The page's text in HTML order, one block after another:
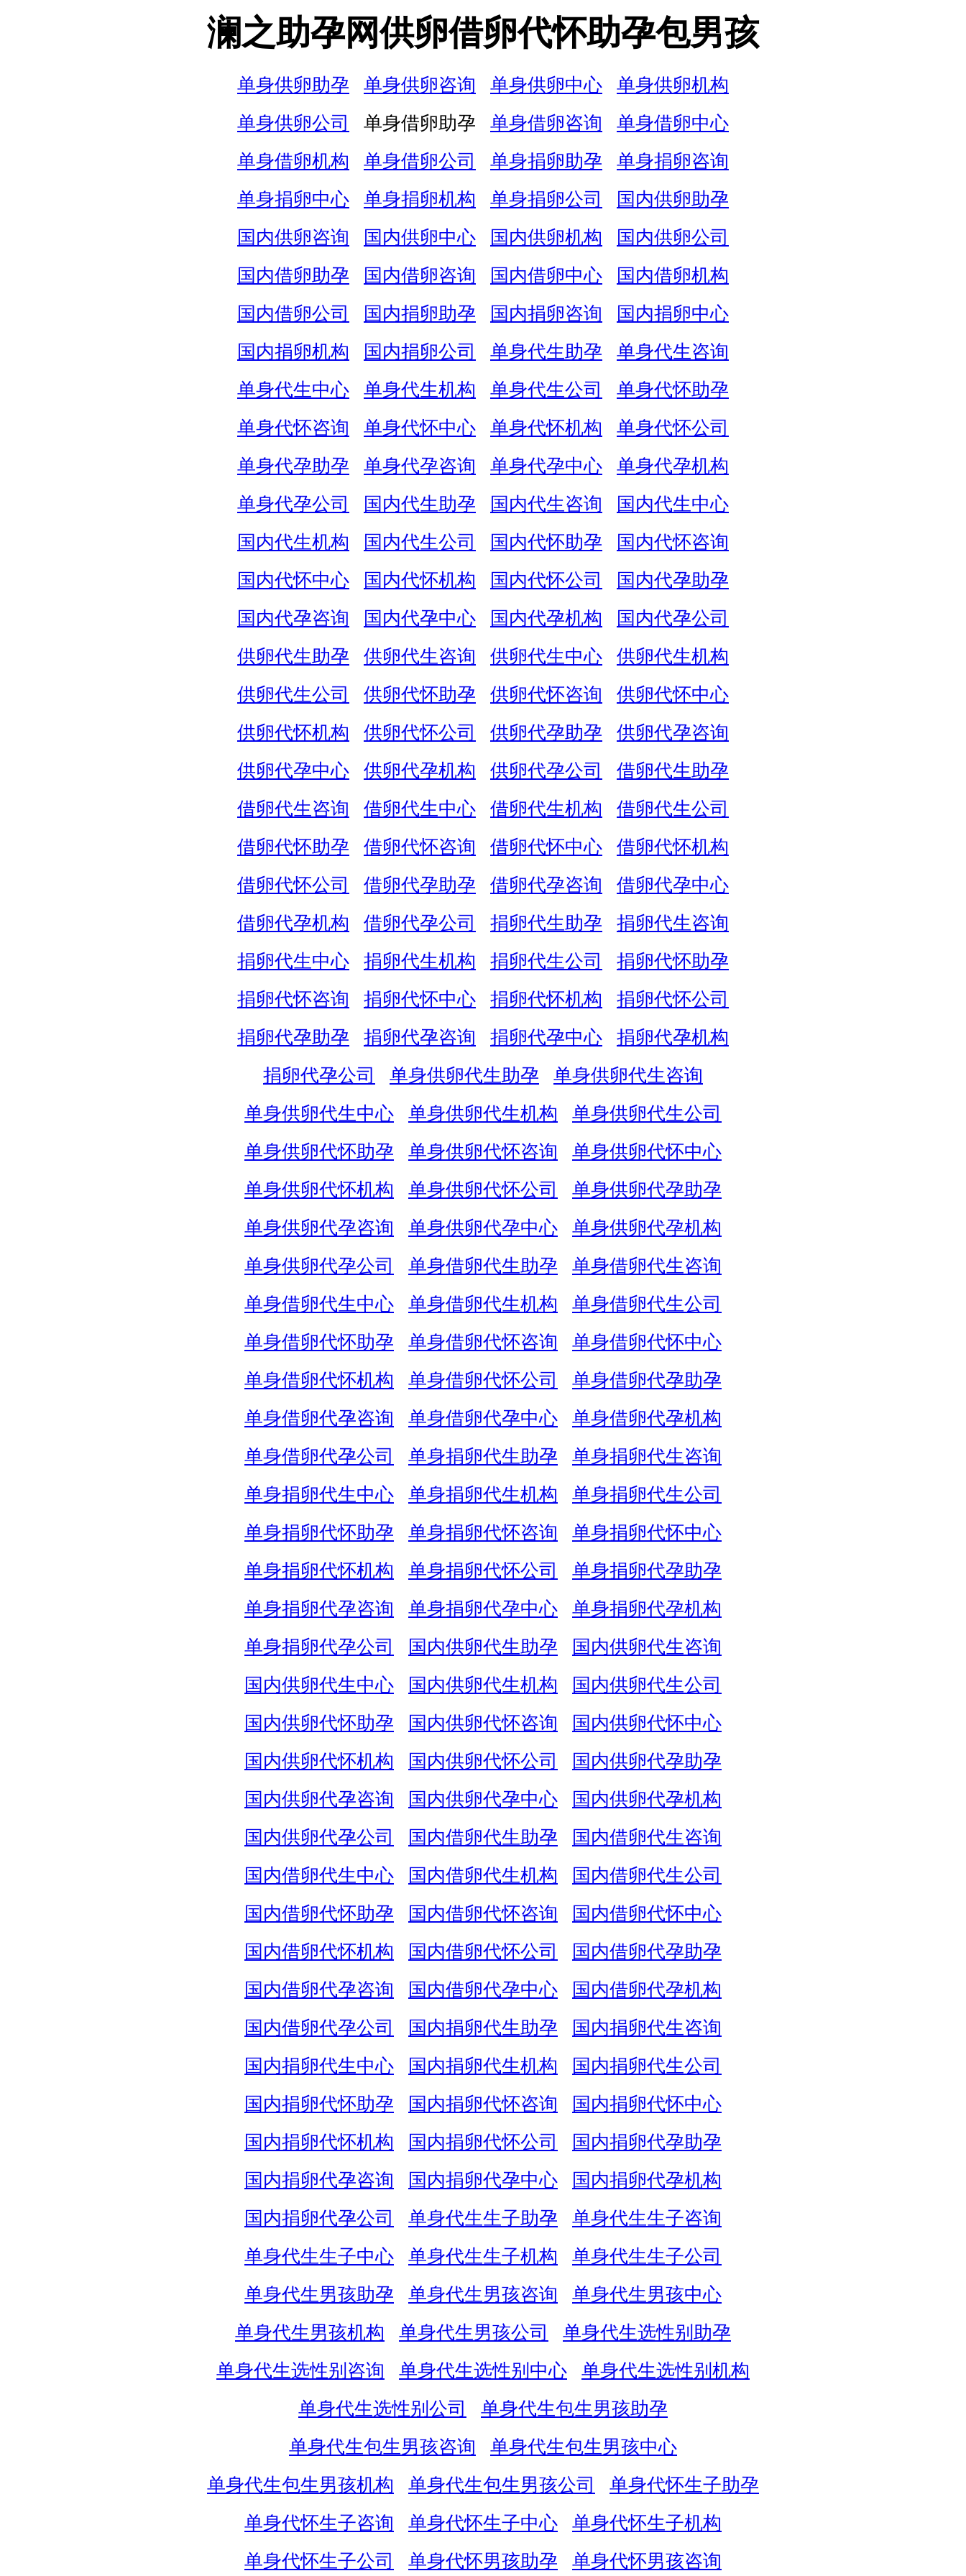
澜之助孕网供卵借卵代怀助孕包男孩
单身供卵助孕 单身供卵咨询 单身供卵中心
单身供卵机构
单身供卵公司
单身借卵助孕 单身借卵咨询
单身借卵中心
单身借卵机构
单身借卵公司 单身捐卵助孕
单身捐卵咨询
单身捐卵中心
单身捐卵机构 单身捐卵公司
国内供卵助孕
国内供卵咨询
国内供卵中心 国内供卵机构
国内供卵公司
国内借卵助孕
国内借卵咨询 国内借卵中心
国内借卵机构
国内借卵公司
国内捐卵助孕 国内捐卵咨询
国内捐卵中心
国内捐卵机构
国内捐卵公司 单身代生助孕
单身代生咨询
单身代生中心
单身代生机构 单身代生公司
单身代怀助孕
单身代怀咨询
单身代怀中心 单身代怀机构
单身代怀公司
单身代孕助孕
单身代孕咨询 单身代孕中心
单身代孕机构
单身代孕公司
国内代生助孕 国内代生咨询
国内代生中心
国内代生机构
国内代生公司 国内代怀助孕
国内代怀咨询
国内代怀中心
国内代怀机构 国内代怀公司
国内代孕助孕
国内代孕咨询
国内代孕中心 国内代孕机构
国内代孕公司
供卵代生助孕
供卵代生咨询 供卵代生中心
供卵代生机构
供卵代生公司
供卵代怀助孕 供卵代怀咨询
供卵代怀中心
供卵代怀机构
供卵代怀公司 供卵代孕助孕
供卵代孕咨询
供卵代孕中心
供卵代孕机构 供卵代孕公司
借卵代生助孕
借卵代生咨询
借卵代生中心 借卵代生机构
借卵代生公司
借卵代怀助孕
借卵代怀咨询 借卵代怀中心
借卵代怀机构
借卵代怀公司
借卵代孕助孕 借卵代孕咨询
借卵代孕中心
借卵代孕机构
借卵代孕公司 捐卵代生助孕
捐卵代生咨询
捐卵代生中心
捐卵代生机构 捐卵代生公司
捐卵代怀助孕
捐卵代怀咨询
捐卵代怀中心 捐卵代怀机构
捐卵代怀公司
捐卵代孕助孕
捐卵代孕咨询 捐卵代孕中心
捐卵代孕机构
捐卵代孕公司
单身供卵代生助孕
单身供卵代生咨询
单身供卵代生中心
单身供卵代生机构
单身供卵代生公司
单身供卵代怀助孕
单身供卵代怀咨询
单身供卵代怀中心
单身供卵代怀机构
单身供卵代怀公司
单身供卵代孕助孕
单身供卵代孕咨询
单身供卵代孕中心
单身供卵代孕机构
单身供卵代孕公司
单身借卵代生助孕
单身借卵代生咨询
单身借卵代生中心
单身借卵代生机构
单身借卵代生公司
单身借卵代怀助孕
单身借卵代怀咨询
单身借卵代怀中心
单身借卵代怀机构
单身借卵代怀公司
单身借卵代孕助孕
单身借卵代孕咨询
单身借卵代孕中心
单身借卵代孕机构
单身借卵代孕公司
单身捐卵代生助孕
单身捐卵代生咨询
单身捐卵代生中心
单身捐卵代生机构
单身捐卵代生公司
单身捐卵代怀助孕
单身捐卵代怀咨询
单身捐卵代怀中心
单身捐卵代怀机构
单身捐卵代怀公司
单身捐卵代孕助孕
单身捐卵代孕咨询
单身捐卵代孕中心
单身捐卵代孕机构
单身捐卵代孕公司
国内供卵代生助孕
国内供卵代生咨询
国内供卵代生中心
国内供卵代生机构
国内供卵代生公司
国内供卵代怀助孕
国内供卵代怀咨询
国内供卵代怀中心
国内供卵代怀机构
国内供卵代怀公司
国内供卵代孕助孕
国内供卵代孕咨询
国内供卵代孕中心
国内供卵代孕机构
国内供卵代孕公司
国内借卵代生助孕
国内借卵代生咨询
国内借卵代生中心
国内借卵代生机构
国内借卵代生公司
国内借卵代怀助孕
国内借卵代怀咨询
国内借卵代怀中心
国内借卵代怀机构
国内借卵代怀公司
国内借卵代孕助孕
国内借卵代孕咨询
国内借卵代孕中心
国内借卵代孕机构
国内借卵代孕公司
国内捐卵代生助孕
国内捐卵代生咨询
国内捐卵代生中心
国内捐卵代生机构
国内捐卵代生公司
国内捐卵代怀助孕
国内捐卵代怀咨询
国内捐卵代怀中心
国内捐卵代怀机构
国内捐卵代怀公司
国内捐卵代孕助孕
国内捐卵代孕咨询
国内捐卵代孕中心
国内捐卵代孕机构
国内捐卵代孕公司
单身代生生子助孕
单身代生生子咨询
单身代生生子中心
单身代生生子机构
单身代生生子公司
单身代生男孩助孕
单身代生男孩咨询
单身代生男孩中心
单身代生男孩机构
单身代生男孩公司
单身代生选性别助孕
单身代生选性别咨询
单身代生选性别中心
单身代生选性别机构
单身代生选性别公司
单身代生包生男孩助孕
单身代生包生男孩咨询
单身代生包生男孩中心
单身代生包生男孩机构
单身代生包生男孩公司
单身代怀生子助孕
单身代怀生子咨询
单身代怀生子中心
单身代怀生子机构
单身代怀生子公司
单身代怀男孩助孕 单身代怀男孩咨询